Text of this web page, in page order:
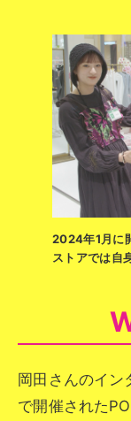
2024年1月に
ストアでは自
岡田さんのイン
で開催された